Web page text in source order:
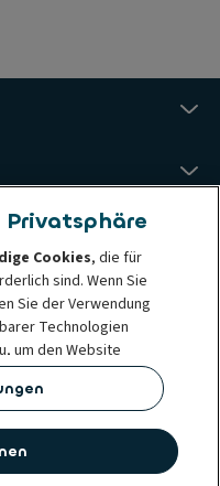
Datenschutz
Beschwerde melden
Cookies, die für
sind. Wenn Sie
Sie der Verwendung
Technologien
um den Website
analysieren, Social
Inhalte und